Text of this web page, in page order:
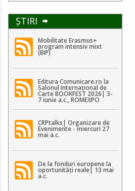
ŞTIRI
Mobilitate Erasmus+
program intensiv mixt
(BIP)
Editura Comunicare.ro la
Salonul Internațional de
Carte BOOKFEST 2026| 3-
7 iunie a.c., ROMEXPO
CRPtalks| Organizare de
Evenimente - miercuri 27
mai a.c.
De la fonduri europene la
oportunități reale| 13 mai
a.c.